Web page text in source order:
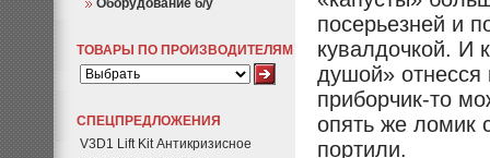
Оборудование б/у
ТОВАРЫ ПО ПРОИЗВОДИТЕЛЯМ
СПЕЦПРЕДЛОЖЕНИЯ
V3D1 Lift Kit Антикризисное
посерьезней и
кувалдочкой. И
душой» отнесся
приборчик-то
опять же ломик
портили.